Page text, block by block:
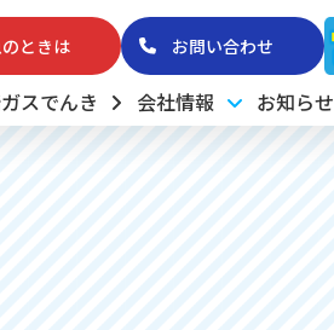
ときは お問い合わせ
スでんき 会社情報 お知らせ